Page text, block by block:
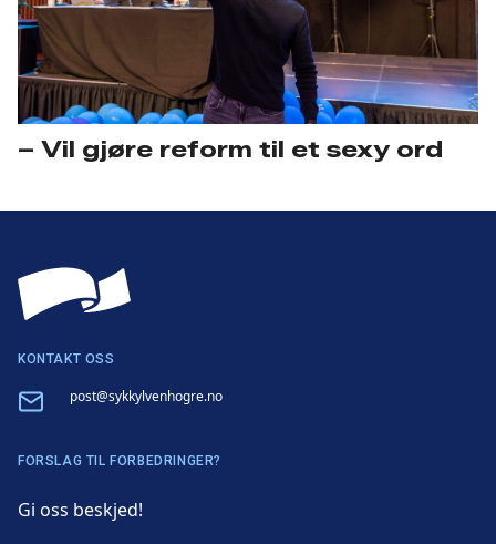
– Vil gjøre reform til et sexy ord
KONTAKT OSS
Email post@sykkylvenhogre.no
FORSLAG TIL FORBEDRINGER?
Gi oss beskjed!